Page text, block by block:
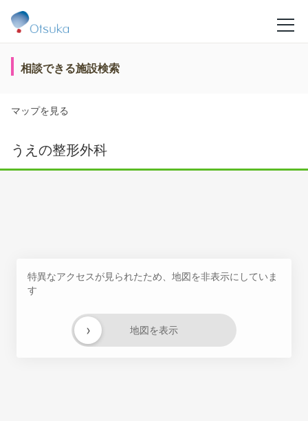
相談できる施設検索
マップを見る
うえの整形外科
特異なアクセスが見られたため、地図を非表示にしていま
す
地図を表示
›